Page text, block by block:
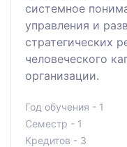
системное
управления и
стратегических
человеческого
организации.
Год обучения - 1
Семестр - 1
Кредитов - 3